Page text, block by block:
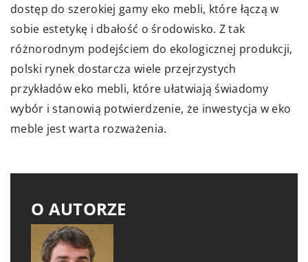
dostęp do szerokiej gamy eko mebli, które łączą w
sobie estetykę i dbałość o środowisko. Z tak
różnorodnym podejściem do ekologicznej produkcji,
polski rynek dostarcza wiele przejrzystych
przykładów eko mebli, które ułatwiają świadomy
wybór i stanowią potwierdzenie, że inwestycja w eko
meble jest warta rozważenia.
O AUTORZE